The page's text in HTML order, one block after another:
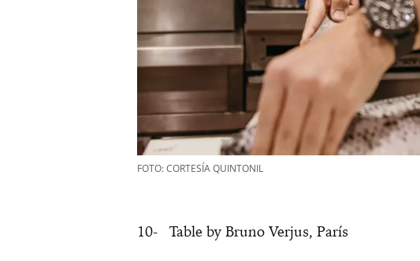
FOTO: CORTESÍA QUINTONIL
10- Table by Bruno Verjus, París